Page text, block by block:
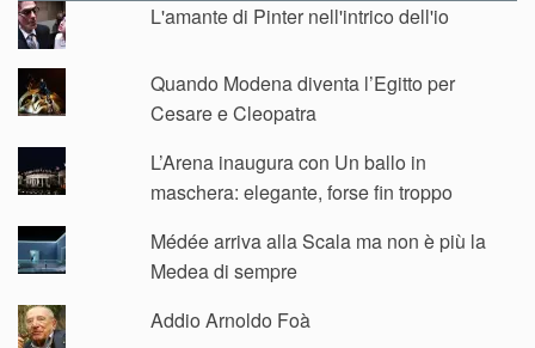
L'amante di Pinter nell'intrico dell'io
Quando Modena diventa l’Egitto per
Cesare e Cleopatra
L’Arena inaugura con Un ballo in
maschera: elegante, forse fin troppo
Médée arriva alla Scala ma non è più la
Medea di sempre
Addio Arnoldo Foà